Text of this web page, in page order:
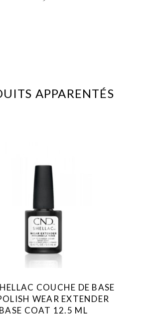
APPARENTÉS
COUCHE DE BASE
WEAR EXTENDER
BASE COAT 12.5 ML